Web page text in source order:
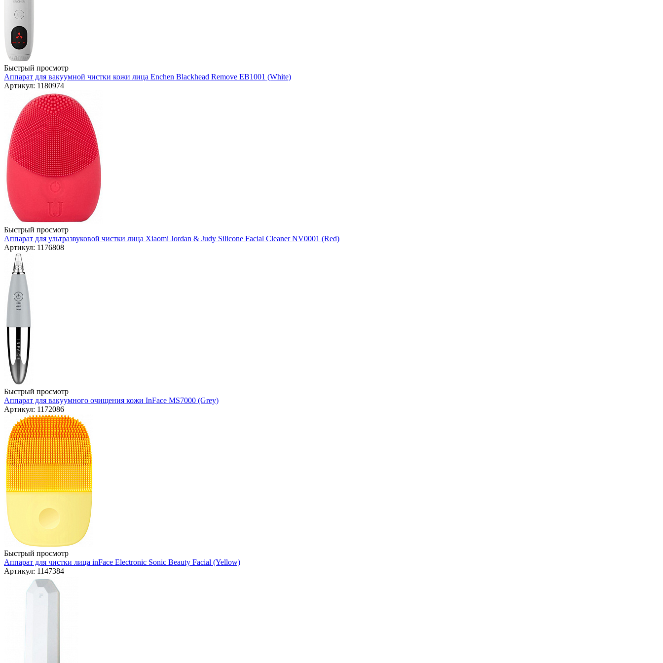
Быстрый просмотр
Аппарат для вакуумной чистки кожи лица Enchen Blackhead Remove EB1001 (White)
Артикул: 1180974
Быстрый просмотр
Аппарат для ультразвуковой чистки лица Xiaomi Jordan & Judy Silicone Facial Cleaner NV0001 (Red)
Артикул: 1176808
Быстрый просмотр
Аппарат для вакуумного очищения кожи InFace MS7000 (Grey)
Артикул: 1172086
Быстрый просмотр
Аппарат для чистки лица inFace Electronic Sonic Beauty Facial (Yellow)
Артикул: 1147384